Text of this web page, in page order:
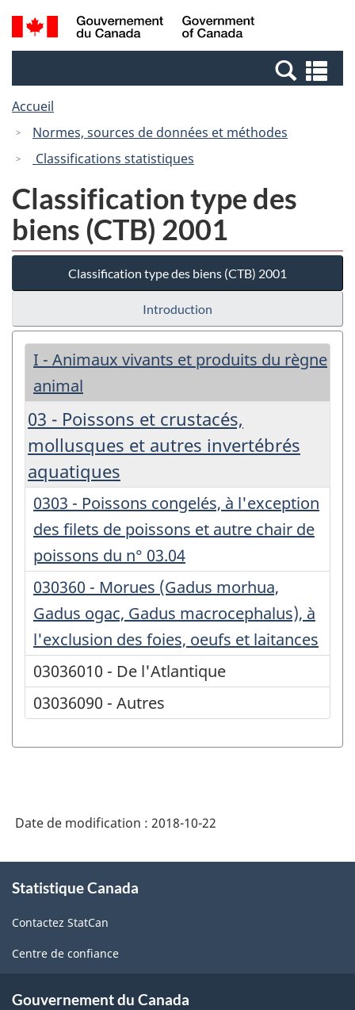
Passer
au
Passer
à
Canada
Recherche
et
et
Accueil
Normes, sources de données et méthodes
Classifications statistiques
Classification type des
biens (CTB) 2001
Classification type des biens (CTB) 2001
Introduction
I - Animaux vivants et produits du règne
animal
03 - Poissons et crustacés,
mollusques et autres invertébrés
aquatiques
0303 - Poissons congelés, à l'exception
des filets de poissons et autre chair de
poissons du n° 03.04
030360 - Morues (Gadus morhua,
Gadus ogac, Gadus macrocephalus), à
l'exclusion des foies, oeufs et laitances
03036010 - De l'Atlantique
03036090 - Autres
Date de modification : 2018-10-22
propos
ce
site
Statistique Canada
Contactez StatCan
Centre de confiance
Gouvernement du Canada